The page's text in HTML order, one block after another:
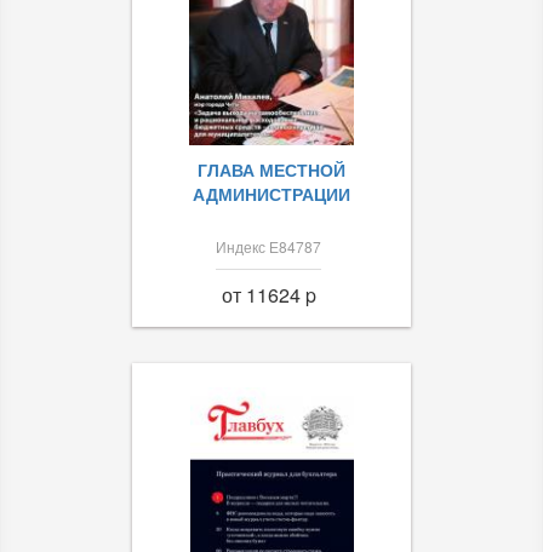
ГЛАВА МЕСТНОЙ
АДМИНИСТРАЦИИ
Индекс Е84787
от 11624 p